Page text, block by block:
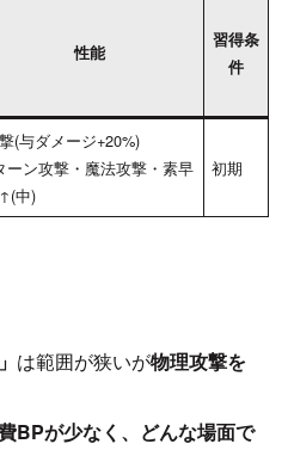
性能
習得条
件
(与ダメージ+20%)
ーン攻撃・魔法攻撃・素早
中)
初期
は範囲が狭いが物理攻撃を
BPが少なく、どんな場面で